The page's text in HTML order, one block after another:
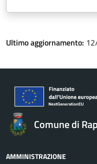
Ultimo aggiornamento:
Comune di
AMMINISTRAZIONE